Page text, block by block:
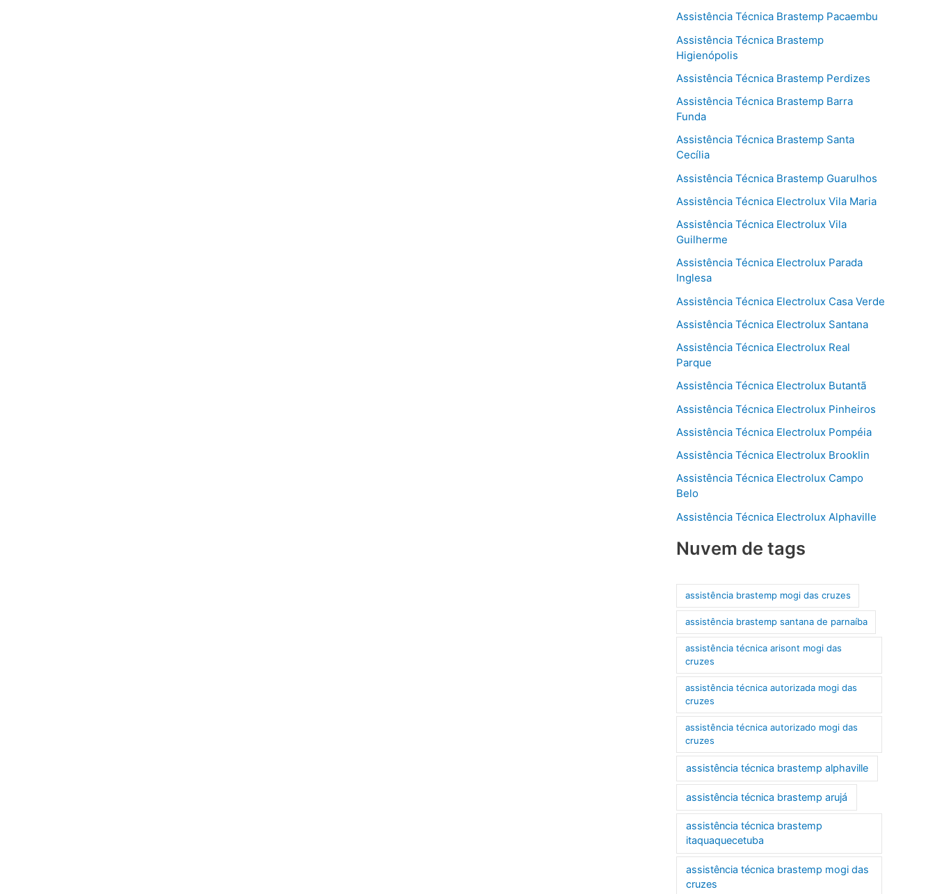
Assistência Técnica Brastemp Pacaembu
Assistência Técnica Brastemp
Higienópolis
Assistência Técnica Brastemp Perdizes
Assistência Técnica Brastemp Barra
Funda
Assistência Técnica Brastemp Santa
Cecília
Assistência Técnica Brastemp Guarulhos
Assistência Técnica Electrolux Vila Maria
Assistência Técnica Electrolux Vila
Guilherme
Assistência Técnica Electrolux Parada
Inglesa
Assistência Técnica Electrolux Casa Verde
Assistência Técnica Electrolux Santana
Assistência Técnica Electrolux Real
Parque
Assistência Técnica Electrolux Butantã
Assistência Técnica Electrolux Pinheiros
Assistência Técnica Electrolux Pompéia
Assistência Técnica Electrolux Brooklin
Assistência Técnica Electrolux Campo
Belo
Assistência Técnica Electrolux Alphaville
Nuvem de tags
assistência brastemp mogi das cruzes
assistência brastemp santana de parnaíba
assistência técnica arisont mogi das
cruzes
assistência técnica autorizada mogi das
cruzes
assistência técnica autorizado mogi das
cruzes
assistência técnica brastemp alphaville
assistência técnica brastemp arujá
assistência técnica brastemp
itaquaquecetuba
assistência técnica brastemp mogi das
cruzes